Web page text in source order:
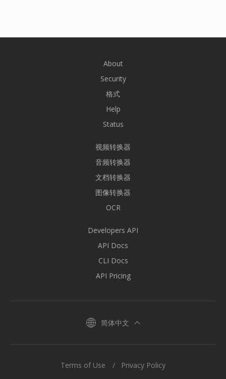
About
Security
格式
Help
Status
视频转换器
音频转换器
文档转换器
图像转换器
OCR
Developers API
API Docs
CLI Docs
API Pricing
简体中文
Terms of Use Privacy Policy